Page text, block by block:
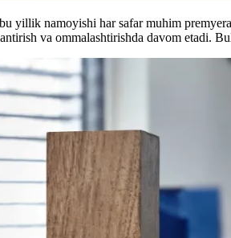
yillik namoyishi har safar muhim
va ommalashtirishda davom etadi.